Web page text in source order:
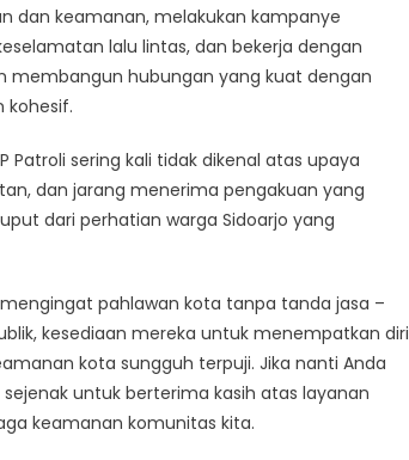
dan keamanan, melakukan kampanye
lalu lintas, dan bekerja dengan
membangun hubungan yang kuat dengan
kohesif.
Patroli sering kali tidak dikenal atas upaya
dan jarang menerima pengakuan yang
dari perhatian warga Sidoarjo yang
pahlawan kota tanpa tanda jasa –
kesediaan mereka untuk menempatkan diri
kota sungguh terpuji. Jika nanti Anda
untuk berterima kasih atas layanan
keamanan komunitas kita.